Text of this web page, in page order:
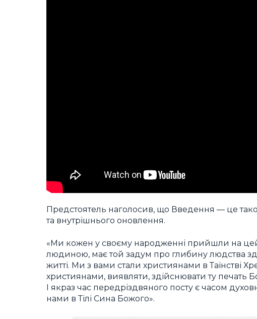
Предстоятель наголосив, що Введення — це
та внутрішнього оновлення.
«Ми кожен у своєму народженні прийшли на
людиною, має той задум про глибину людства
житті. Ми з вами стали християнами в Таїнстві
християнами, виявляти, здійснювати ту печать
І якраз час передріздвяного посту є часом
нами в Тілі Сина Божого».